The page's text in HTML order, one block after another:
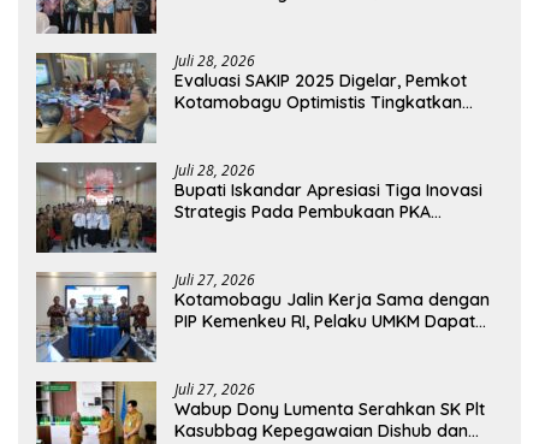
Juli 28, 2026
Evaluasi SAKIP 2025 Digelar, Pemkot
Kotamobagu Optimistis Tingkatkan
Juli 28, 2026
Bupati Iskandar Apresiasi Tiga Inovasi
Strategis Pada Pembukaan PKA
Juli 27, 2026
Kotamobagu Jalin Kerja Sama dengan
PIP Kemenkeu RI, Pelaku UMKM Dapat
Juli 27, 2026
Wabup Dony Lumenta Serahkan SK Plt
Kasubbag Kepegawaian Dishub dan